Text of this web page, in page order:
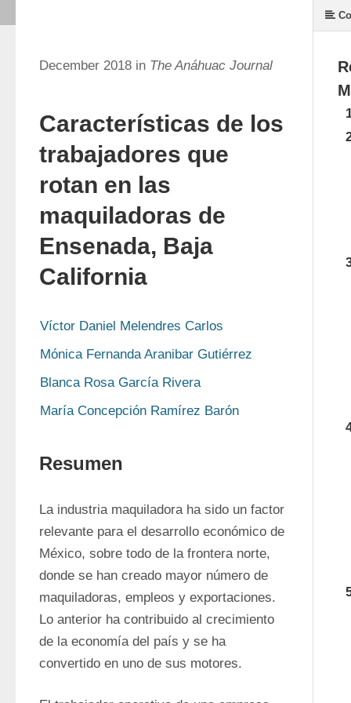
December 2018 in The Anáhuac Journal
Características de los
trabajadores que
rotan en las
maquiladoras de
Ensenada, Baja
California
Víctor Daniel Melendres Carlos
Mónica Fernanda Aranibar Gutiérrez
Blanca Rosa García Rivera
María Concepción Ramírez Barón
Resumen
La industria maquiladora ha sido un factor
relevante para el desarrollo económico de
México, sobre todo de la frontera norte,
donde se han creado mayor número de
maquiladoras, empleos y exportaciones.
Lo anterior ha contribuido al crecimiento
de la economía del país y se ha
convertido en uno de sus motores.